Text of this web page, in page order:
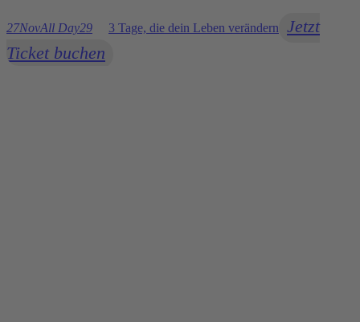
27NovAll Day29 3 Tage, die dein Leben verändern
Jetzt
Ticket buchen